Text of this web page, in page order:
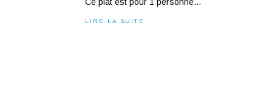
LIRE LA SUITE